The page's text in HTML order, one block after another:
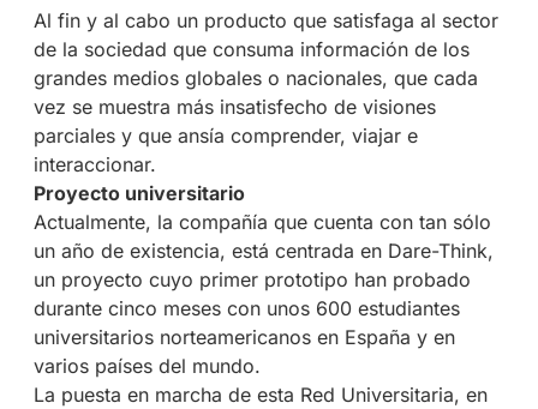
Al fin y al cabo un producto que satisfaga al sector
de la sociedad que consuma información de los
grandes medios globales o nacionales, que cada
vez se muestra más insatisfecho de visiones
parciales y que ansía comprender, viajar e
interaccionar.
Proyecto universitario
Actualmente, la compañía que cuenta con tan sólo
un año de existencia, está centrada en Dare-Think,
un proyecto cuyo primer prototipo han probado
durante cinco meses con unos 600 estudiantes
universitarios norteamericanos en España y en
varios países del mundo.
La puesta en marcha de esta Red Universitaria, en